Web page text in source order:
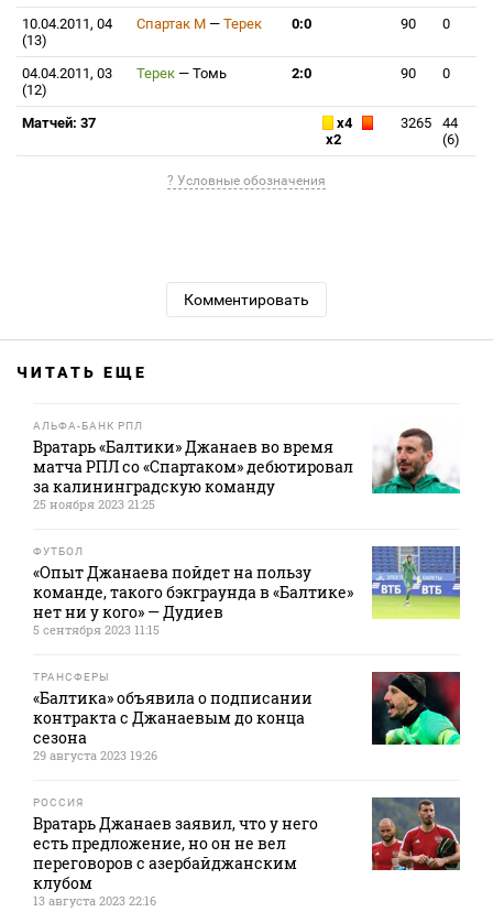
10.04.2011, 04
(13)
Спартак М — Терек 0:0 90 0
04.04.2011, 03
(12)
Терек — Томь 2:0 90 0
Матчей: 37
x4
x2
3265
44
(6)
? Условные обозначения
Комментировать
ЧИТАТЬ ЕЩЕ
АЛЬФА-БАНК РПЛ
Вратарь «Балтики» Джанаев во время
матча РПЛ со «Спартаком» дебютировал
за калининградскую команду
25 ноября 2023 21:25
ФУТБОЛ
«Опыт Джанаева пойдет на пользу
команде, такого бэкграунда в «Балтике»
нет ни у кого» — Дудиев
5 сентября 2023 11:15
ТРАНСФЕРЫ
«Балтика» объявила о подписании
контракта с Джанаевым до конца
сезона
29 августа 2023 19:26
РОССИЯ
Вратарь Джанаев заявил, что у него
есть предложение, но он не вел
переговоров с азербайджанским
клубом
13 августа 2023 22:16